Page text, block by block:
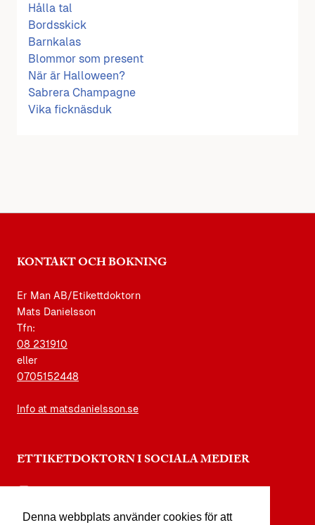
Denna webbplats använder cookies för att
Hålla tal
Bordsskick
Barnkalas
Blommor som present
När är Halloween?
Sabrera Champagne
Vika ficknäsduk
KONTAKT OCH BOKNING
Er Man AB/Etikettdoktorn
Mats Danielsson
Tfn:
08 231910
eller
0705152448
Info at matsdanielsson.se
ETTIKETDOKTORN I SOCIALA MEDIER
facebook.com/etikettdoktorn